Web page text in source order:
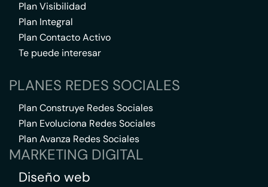
Plan Visibilidad
Plan Integral
Plan Contacto Activo
Te puede interesar
PLANES REDES SOCIALES
Plan Construye Redes Sociales
Plan Evoluciona Redes Sociales
Plan Avanza Redes Sociales
MARKETING DIGITAL
Diseño web